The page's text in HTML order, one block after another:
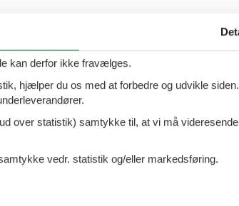
Opvaskemaskine
kan derfor ikke fravælges.
hjælper du os med at forbedre og udvikle
over statistik) samtykke til, at vi må
vedr. statistik og/eller markedsføring.